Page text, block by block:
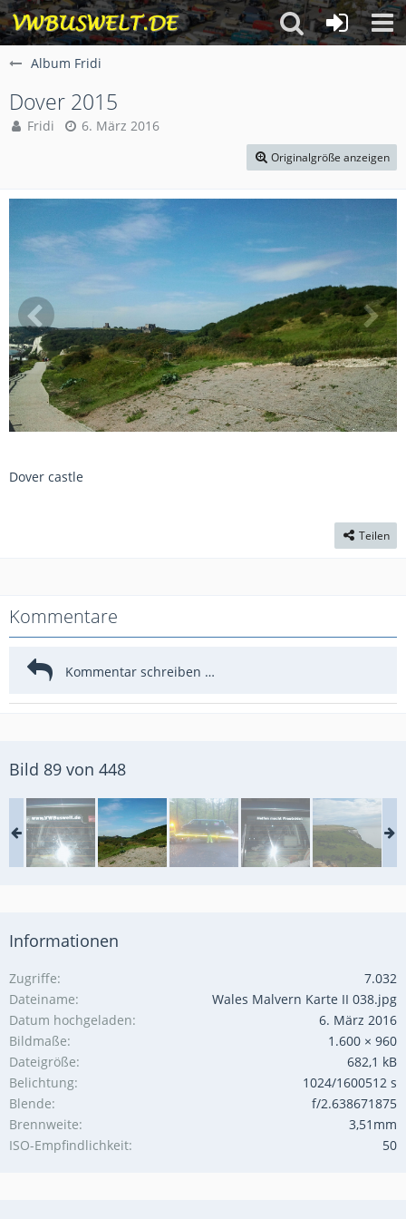
Album Fridi
Dover 2015
Fridi 6. März 2016
Originalgröße anzeigen
Dover castle
Teilen
Kommentare
Bild 89 von 448
Informationen
Zugriffe
7.032
Dateiname
Wales Malvern Karte II 038.jpg
Datum hochgeladen
6. März 2016
Bildmaße
1.600 × 960
Dateigröße
682,1 kB
Belichtung
1024/1600512 s
Blende
f/2.638671875
Brennweite
3,51mm
ISO-Empfindlichkeit
50